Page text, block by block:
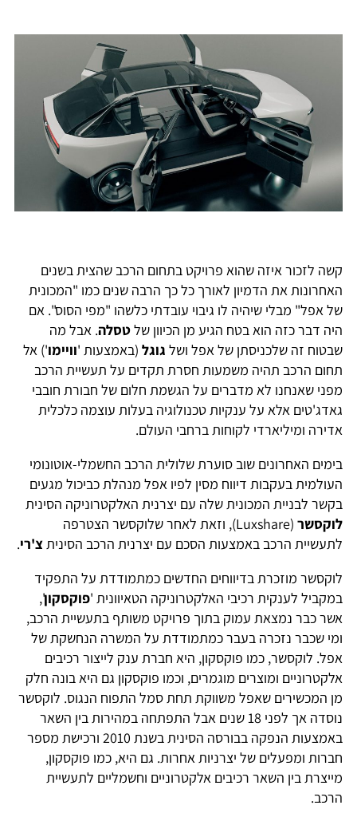
קשה לזכור איזה שהוא פרויקט בתחום הרכב שהצית בשנים
האחרונות את הדמיון לאורך כל כך הרבה שנים כמו "המכונית
של אפל" מבלי שיהיה לו גיבוי עובדתי כלשהו "מפי הסוס". אם
היה דבר כזה הוא בטח הגיע מן הכיוון שלטסלה. אבל מה
שבטוח זה שלכניסתן של אפל ושל גוגל (באמצעות 'וויימו') אל
תחום הרכב תהיה משמעות חסרת תקדים על תעשיית הרכב
מפני שאנחנו לא מדברים על הגשמת חלום של חבורת חובבי
גאדג'טים אלא על ענקיות טכנולוגיה בעלות עוצמה כלכלית
אדירה ומיליארדי לקוחות ברחבי העולם.
בימים האחרונים שוב סוערת שלולית הרכב החשמלי-אוטונומי
העולמית בעקבות דיווח מסין לפיו אפל מנהלת כביכול מגעים
בקשר לבניית המכונית שלה עם יצרנית האלקטרוניקה הסינית
לוקסשר
(Luxshare), וזאת לאחר שלוקסשר הצטרפה
לתעשיית הרכב באמצעות הסכם עם יצרנית הרכב הסיניתצ'רי.
לוקסשר מוזכרת בדיווחים החדשים כמתמודדת על התפקיד
במקביל לענקית רכיבי האלקטרוניקה הטאיוונית 'פוקסקון',
אשר כבר נמצאת עמוק בתוך פרויקט משותף בתעשיית הרכב,
ומי שכבר נזכרה בעבר כמתמודדת על המשרה הנחשקת של
אפל. לוקסשר, כמו פוקסקון, היא חברת ענק לייצור רכיבים
אלקטרוניים ומוצרים מוגמרים, וכמו פוקסקון גם היא בונה חלק
מן המכשירים שאפל משווקת תחת סמל התפוח הנגוס. לוקסשר
נוסדה אך לפני 18 שנים אבל התפתחה במהירות בין השאר
באמצעות הנפקה בבורסה הסינית בשנת 2010 ורכישת מספר
חברות ומפעלים של יצרניות אחרות. גם היא, כמו פוקסקון,
מייצרת בין השאר רכיבים אלקטרוניים וחשמליים לתעשיית
הרכב.